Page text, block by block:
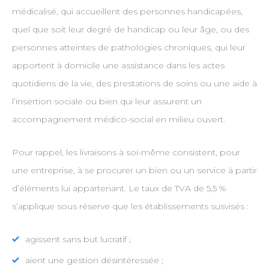
médicalisé, qui accueillent des personnes handicapées,
quel que soit leur degré de handicap ou leur âge, ou des
personnes atteintes de pathologies chroniques, qui leur
apportent à domicile une assistance dans les actes
quotidiens de la vie, des prestations de soins ou une aide à
l’insertion sociale ou bien qui leur assurent un
accompagnement médico-social en milieu ouvert.
Pour rappel, les livraisons à soi-même consistent, pour
une entreprise, à se procurer un bien ou un service à partir
d’éléments lui appartenant. Le taux de TVA de 5,5 %
s’applique sous réserve que les établissements susvisés :
agissent sans but lucratif ;
aient une gestion désintéressée ;